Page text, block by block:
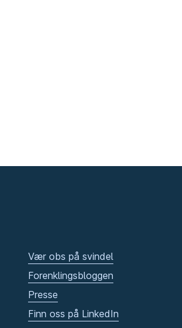
Vær obs på svindel
Forenklingsbloggen
Presse
Finn oss på LinkedIn